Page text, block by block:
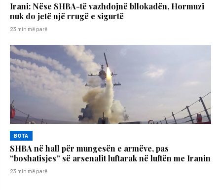
Irani: Nëse SHBA-të vazhdojnë bllokadën, Hormuzi
nuk do jetë një rrugë e sigurtë
23 min më parë
BOTA
SHBA në hall për mungesën e armëve, pas
“boshatisjes” së arsenalit luftarak në luftën me Iranin
23 min më parë